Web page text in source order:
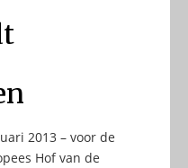
2013 – voor de
Hof van de